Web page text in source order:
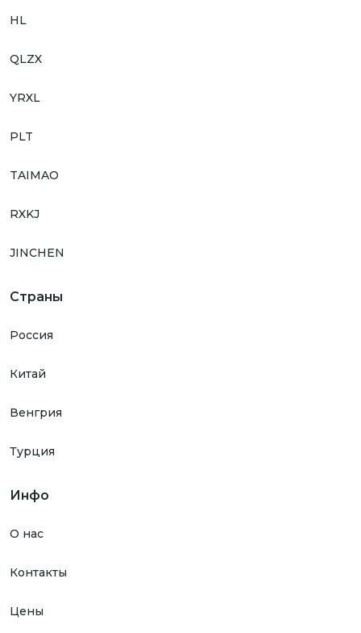
HL
QLZX
YRXL
PLT
TAIMAO
RXKJ
JINCHEN
Страны
Россия
Китай
Венгрия
Турция
Инфо
О нас
Контакты
Цены